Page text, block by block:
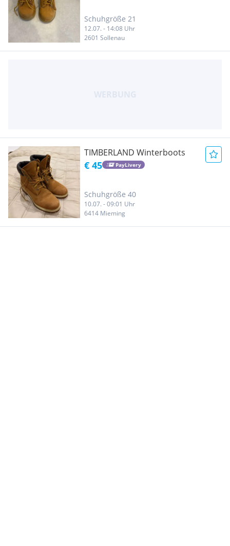
Schuhgröße 21
12.07. - 14:08 Uhr
2601 Sollenau
TIMBERLAND Winterboots
€ 45 PayLivery
Schuhgröße 40
10.07. - 09:01 Uhr
6414 Mieming